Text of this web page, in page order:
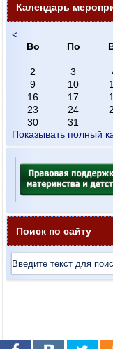
Календарь
<
Во
По
2
3
9
10
16
17
23
24
30
31
Показывать полный
Поиск по сайту